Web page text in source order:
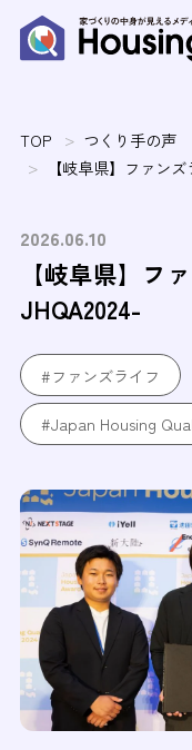
TOP
つくり手の声
【岐阜県】ファン
2026.06.10
【岐阜県】フ
JHQA2024-
#ファンズライフ
#Japan Housing